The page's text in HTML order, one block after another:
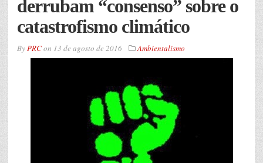
derrubam “consenso” sobre o
catastrofismo climático
By PRCon 13 de agosto de 2016 Ambientalismo